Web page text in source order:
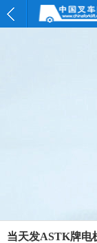
当天发ASTK牌电